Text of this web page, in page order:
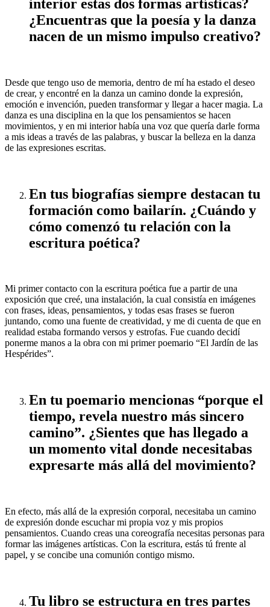
interior estas dos formas artísticas?
¿Encuentras que la poesía y la danza
nacen de un mismo impulso creativo?
Desde que tengo uso de memoria, dentro de mí ha estado el deseo
de crear, y encontré en la danza un camino donde la expresión,
emoción e invención, pueden transformar y llegar a hacer magia. La
danza es una disciplina en la que los pensamientos se hacen
movimientos, y en mi interior había una voz que quería darle forma
a mis ideas a través de las palabras, y buscar la belleza en la danza
de las expresiones escritas.
En tus biografías siempre destacan tu
formación como bailarín. ¿Cuándo y
cómo comenzó tu relación con la
escritura poética?
Mi primer contacto con la escritura poética fue a partir de una
exposición que creé, una instalación, la cual consistía en imágenes
con frases, ideas, pensamientos, y todas esas frases se fueron
juntando, como una fuente de creatividad, y me di cuenta de que en
realidad estaba formando versos y estrofas. Fue cuando decidí
ponerme manos a la obra con mi primer poemario “El Jardín de las
Hespérides”.
En tu poemario mencionas “porque el
tiempo, revela nuestro más sincero
camino”. ¿Sientes que has llegado a
un momento vital donde necesitabas
expresarte más allá del movimiento?
En efecto, más allá de la expresión corporal, necesitaba un camino
de expresión donde escuchar mi propia voz y mis propios
pensamientos. Cuando creas una coreografía necesitas personas para
formar las imágenes artísticas. Con la escritura, estás tú frente al
papel, y se concibe una comunión contigo mismo.
Tu libro se estructura en tres partes